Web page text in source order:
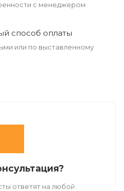
с менеджером
способ оплаты
или по выставленному
ответят на любой